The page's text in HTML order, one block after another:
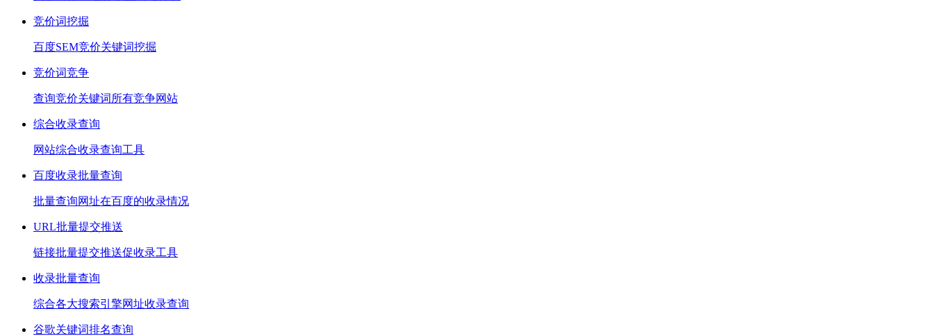
竞价词挖掘
百度SEM竞价关键词挖掘
竞价词竞争
查询竞价关键词所有竞争网站
综合收录查询
网站综合收录查询工具
百度收录批量查询
批量查询网址在百度的收录情况
URL批量提交推送
链接批量提交推送促收录工具
收录批量查询
综合各大搜索引擎网址收录查询
谷歌关键词排名查询